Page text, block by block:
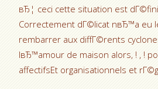
вЂ¦ ceci cette situation est
Correctement dГ©licat nвЂ™a eu
rembarrer aux diffГ©rents
lвЂ™amour de maison alors, ! , !
affectifsEt organisationnels et